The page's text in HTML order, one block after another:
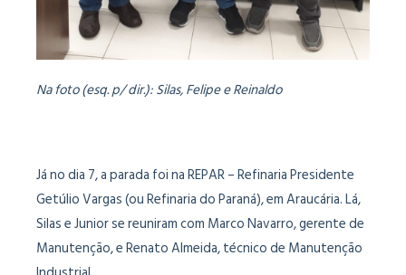
Na foto (esq. p/ dir.): Silas, Felipe e Reinaldo
Já no dia 7, a parada foi na REPAR – Refinaria Presidente
Getúlio Vargas (ou Refinaria do Paraná), em Araucária. Lá,
Silas e Junior se reuniram com Marco Navarro, gerente de
Manutenção, e Renato Almeida, técnico de Manutenção